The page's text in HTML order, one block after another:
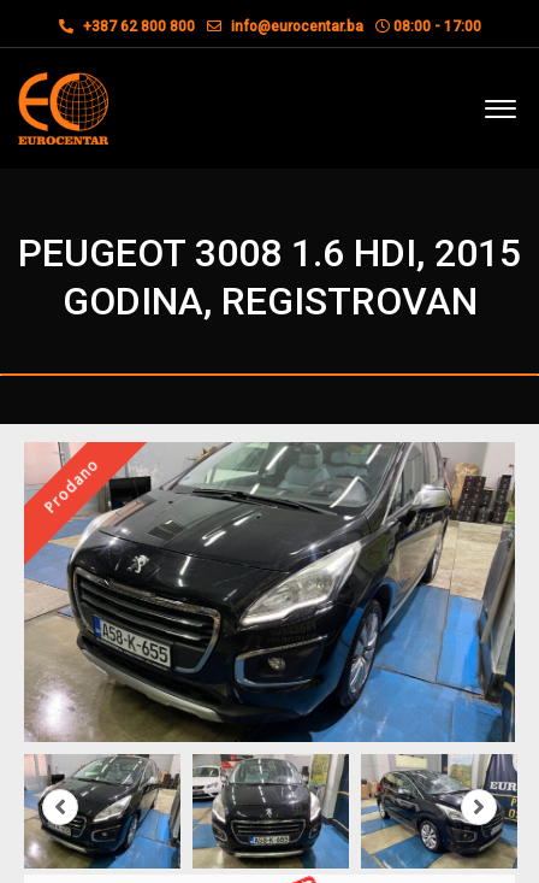
+387 62 800 800 info@eurocentar.ba 08:00 - 17:00
PEUGEOT 3008 1.6 HDI, 2015
GODINA, REGISTROVAN
Prodano